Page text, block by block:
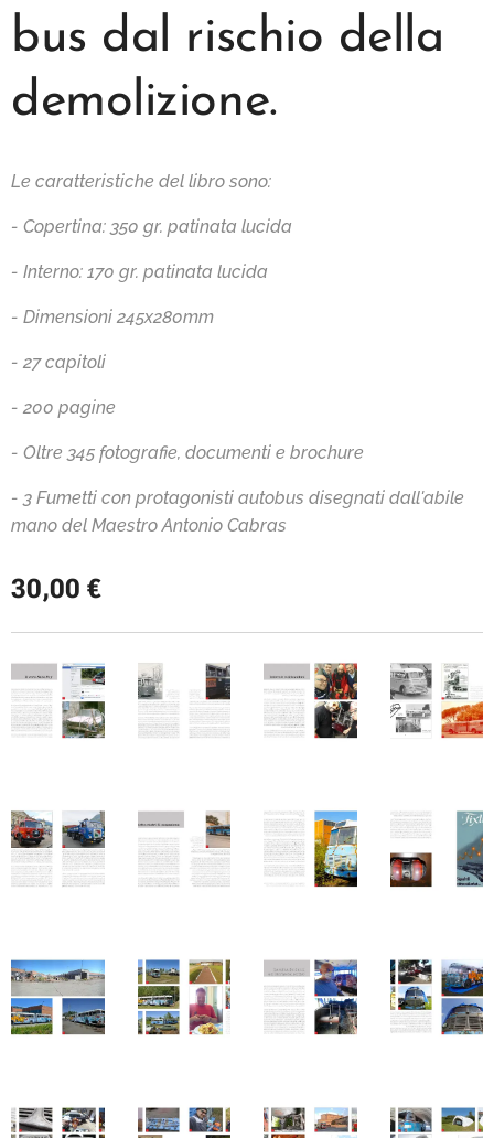
bus dal rischio della
demolizione.
Le caratteristiche del libro sono:
- Copertina: 350 gr. patinata lucida
- Interno: 170 gr. patinata lucida
- Dimensioni 245x280mm
- 27 capitoli
- 200 pagine
- Oltre 345 fotografie, documenti e brochure
- 3 Fumetti con protagonisti autobus disegnati dall'abile
mano del Maestro Antonio Cabras
30,00 €